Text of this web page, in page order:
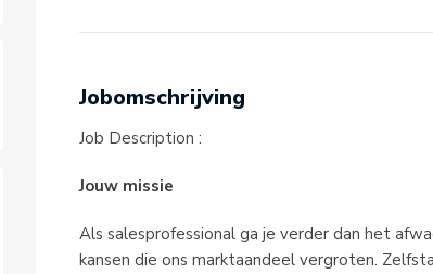
Jobomschrijving
Job Description :
Jouw missie
Als salesprofessional ga je verder dan het
kansen die ons marktaandeel vergroten.